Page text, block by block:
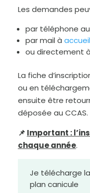
i
m
u
e
r
l
Les demandes
par téléphone au
par mail à
ou directement
La fiche
ou en
ensuite être
déposée au CCAS.
📌 Important :
chaque année.
Je télécharge
plan canicule